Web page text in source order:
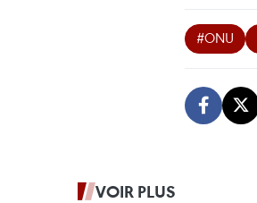
#ONU
VOIR PLUS